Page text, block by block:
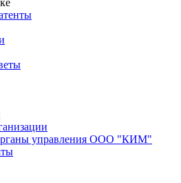
управления ООО "КИМ"